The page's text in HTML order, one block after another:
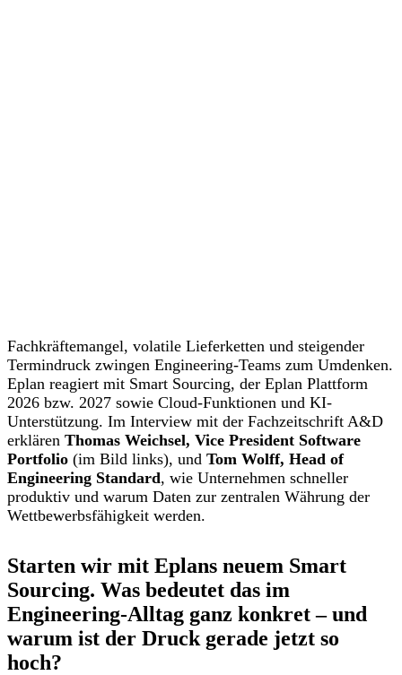
Fachkräftemangel, volatile Lieferketten und steigender
Termindruck zwingen Engineering-Teams zum Umdenken.
Eplan reagiert mit Smart Sourcing, der Eplan Plattform
2026 bzw. 2027 sowie Cloud-Funktionen und KI-
Unterstützung. Im Interview mit der Fachzeitschrift A&D
erklären Thomas Weichsel, Vice President Software
Portfolio (im Bild links), und Tom Wolff, Head of
Engineering Standard, wie Unternehmen schneller
produktiv und warum Daten zur zentralen Währung der
Wettbewerbsfähigkeit werden.
Starten wir mit Eplans neuem Smart
Sourcing. Was bedeutet das im
Engineering-Alltag ganz konkret – und
warum ist der Druck gerade jetzt so
hoch?